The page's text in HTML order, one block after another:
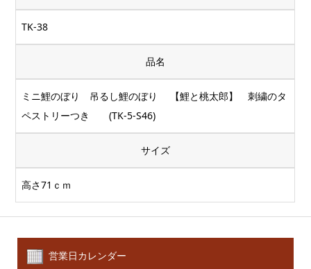
TK-38
品名
ミニ鯉のぼり 吊るし鯉のぼり 【鯉と桃太郎】 刺繍のタ
ペストリーつき (TK-5-S46)
サイズ
高さ71ｃｍ
営業日カレンダー